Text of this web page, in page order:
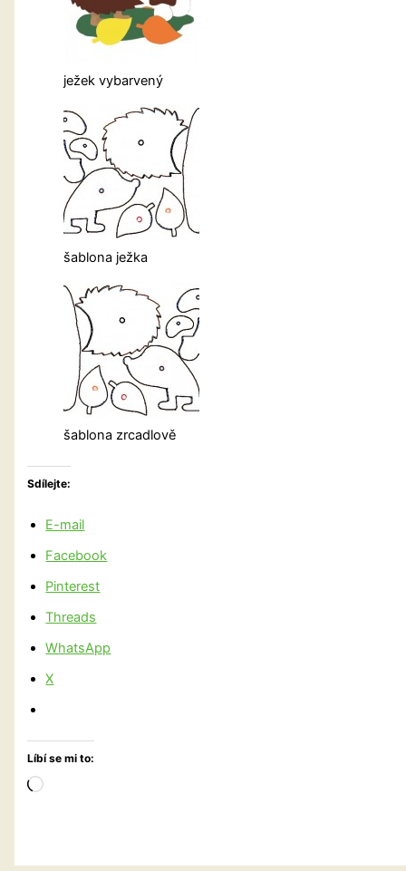
ježek vybarvený
šablona ježka
šablona zrcadlově
Sdílejte:
E-mail
Facebook
Pinterest
Threads
WhatsApp
X
Líbí se mi to:
Načítání…